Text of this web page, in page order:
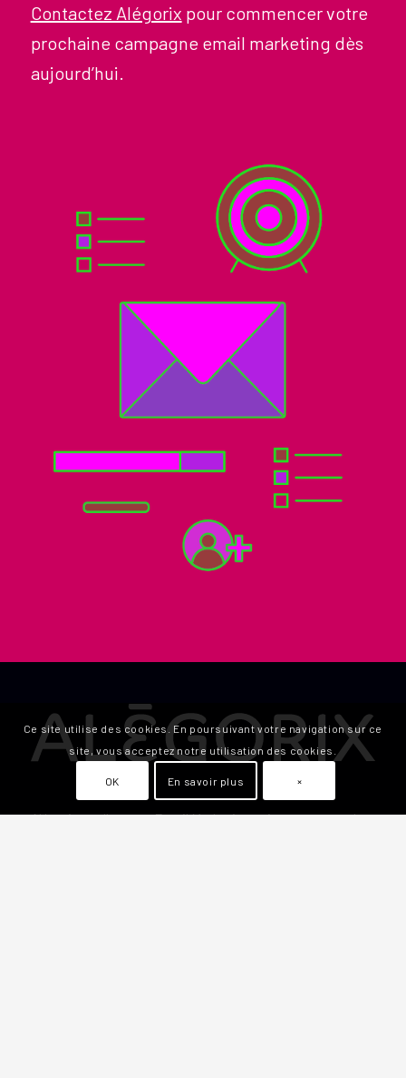
Contactez Alégorix pour commencer votre
prochaine campagne email marketing dès
aujourd’hui.
Alégorix est l’agence Email Marketing qui accompagne les
Ce site utilise des cookies. En poursuivant votre navigation sur ce
site, vous acceptez notre utilisation des cookies.
OK En savoir plus ×